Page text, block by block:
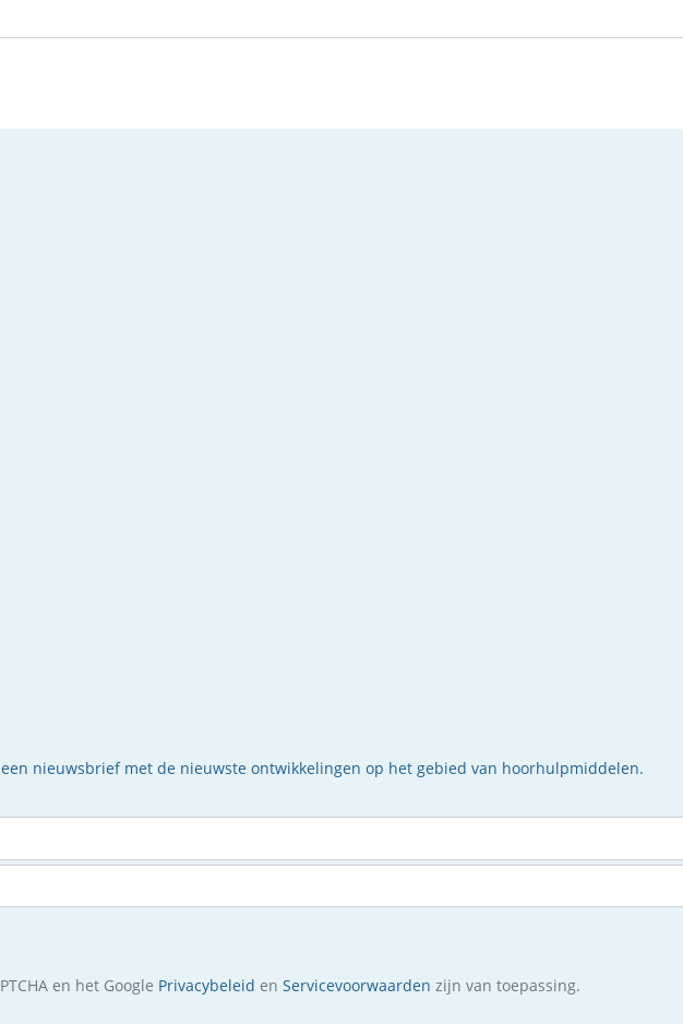
nieuwsbrief met de nieuwste ontwikkelingen op het gebied van hoorhulpmiddelen.
en het Google Privacybeleid en Servicevoorwaarden zijn van toepassing.